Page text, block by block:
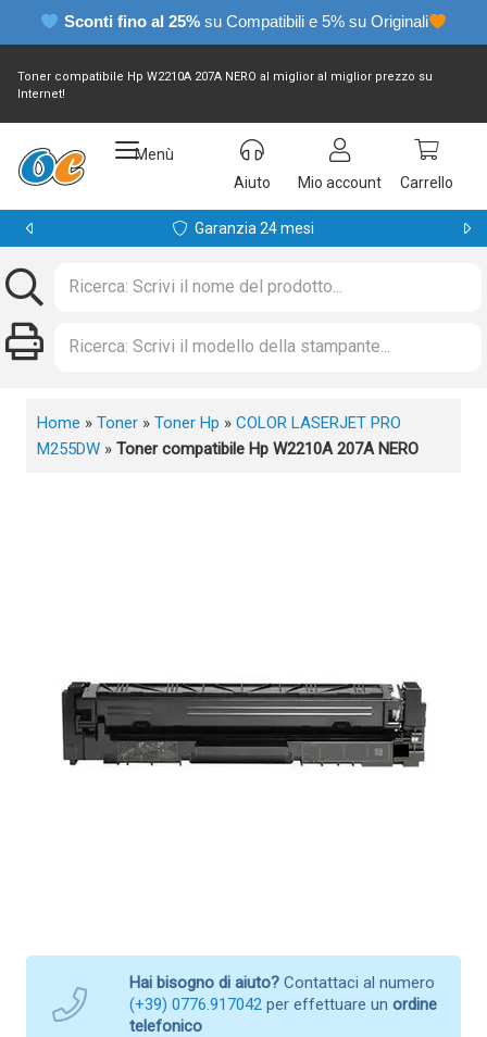
Sconti fino al 25% su Compatibili e 5% su Originali
Toner compatibile Hp W2210A 207A NERO al miglior al miglior prezzo su
Internet!
Menù
Aiuto
Mio account Carrello
Garanzia 24 mesi
Home » Toner » Toner Hp » COLOR LASERJET PRO
M255DW » Toner compatibile Hp W2210A 207A NERO
Hai bisogno di aiuto? Contattaci al numero
(+39) 0776.917042 per effettuare un ordine
telefonico